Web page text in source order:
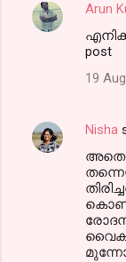
Arun
post
19
Nisha
അതെ